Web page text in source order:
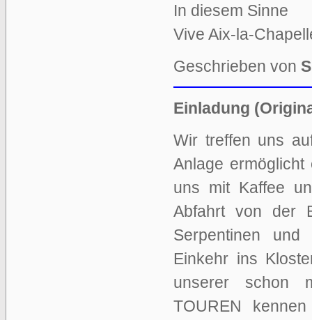
In diesem Sinne
Vive Aix-la-
Geschrieben von
Einladung
Wir treffen uns
Anlage
uns mit Kaffee
Abfahrt von der
Serpentinen
Einkehr ins
unserer schon
TOUREN